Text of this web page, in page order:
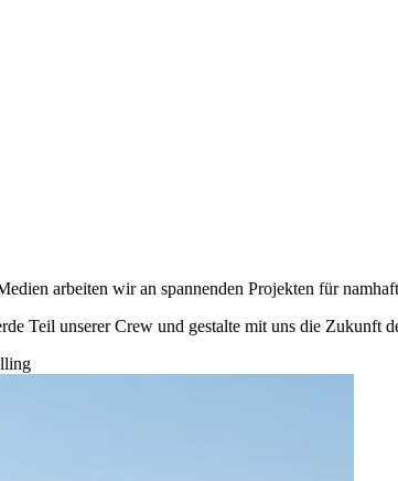
arbeiten wir an spannenden Projekten für
Teil unserer Crew und gestalte mit uns die Zukunft